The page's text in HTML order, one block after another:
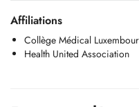
FR (English below)
Cher.e.s patient.e.s,
Je suis médecin généraliste et
Affiliations
Collège Médical
Health United Association